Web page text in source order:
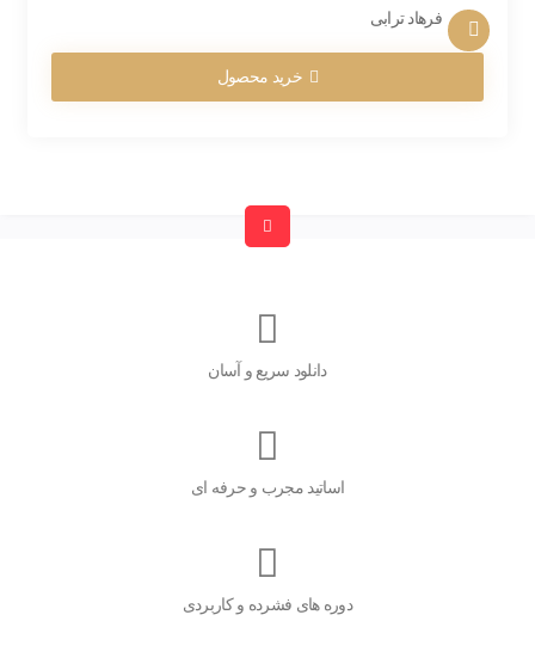
فرهاد ترابی
خرید محصول
دانلود سریع و آسان
اساتید مجرب و حرفه ای
دوره های فشرده و کاربردی